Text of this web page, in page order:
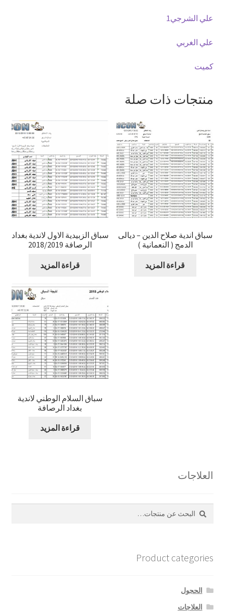
علي الشرجي1
علي الغربي
كميت
منتجات ذات صلة
سباق الزبيدية الاول لاندية بغداد
الرصافة 2018/2019
قراءة المزيد
سباق اندية صلاح الدين – ديالى
الدمج ( النعمانية )
قراءة المزيد
سباق السلام الوطني لاندية
بغداد الرصافة
قراءة المزيد
العلاجات
البحث
عن:
بحث
Product categories
الحجول
العلاجات